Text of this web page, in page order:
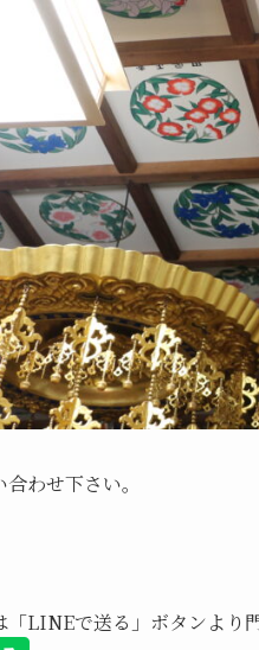
わせ下さい。
LINEで送る」ボタンより